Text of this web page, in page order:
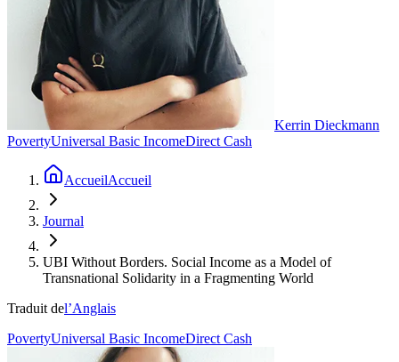
Kerrin Dieckmann
PovertyUniversal Basic IncomeDirect Cash
AccueilAccueil
Journal
UBI Without Borders. Social Income as a Model of
Transnational Solidarity in a Fragmenting World
Traduit del’Anglais
PovertyUniversal Basic IncomeDirect Cash